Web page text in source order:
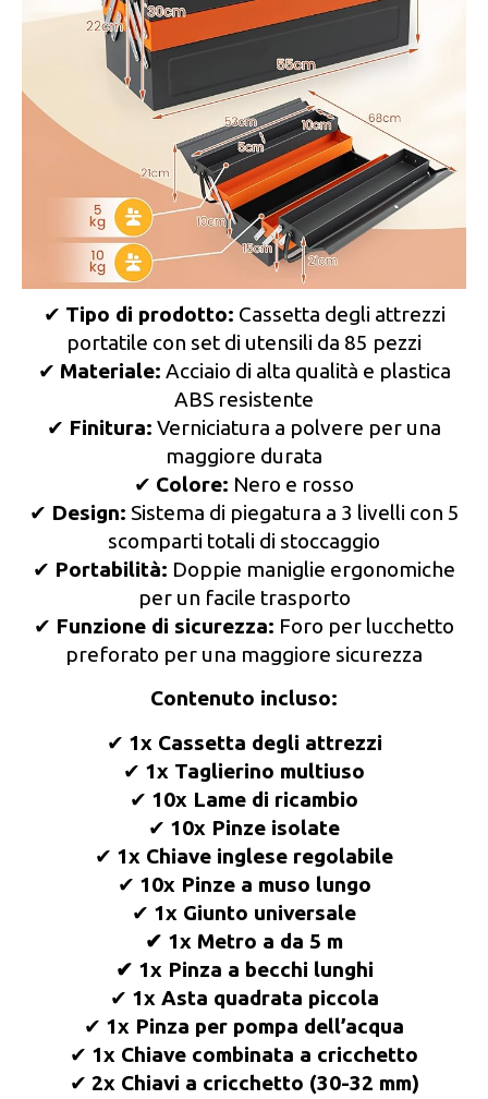
✔ Tipo di prodotto: Cassetta degli attrezzi
portatile con set di utensili da 85 pezzi
✔ Materiale: Acciaio di alta qualità e plastica
ABS resistente
✔ Finitura: Verniciatura a polvere per una
maggiore durata
✔ Colore: Nero e rosso
✔ Design: Sistema di piegatura a 3 livelli con 5
scomparti totali di stoccaggio
✔ Portabilità: Doppie maniglie ergonomiche
per un facile trasporto
✔ Funzione di sicurezza: Foro per lucchetto
preforato per una maggiore sicurezza
Contenuto incluso:
✔ 1x Cassetta degli attrezzi
✔ 1x Taglierino multiuso
✔ 10x Lame di ricambio
✔ 10x Pinze isolate
✔ 1x Chiave inglese regolabile
✔ 10x Pinze a muso lungo
✔ 1x Giunto universale
✔ 1x Metro a da 5 m
✔ 1x Pinza a becchi lunghi
✔ 1x Asta quadrata piccola
✔ 1x Pinza per pompa dell’acqua
✔ 1x Chiave combinata a cricchetto
✔ 2x Chiavi a cricchetto (30-32 mm)